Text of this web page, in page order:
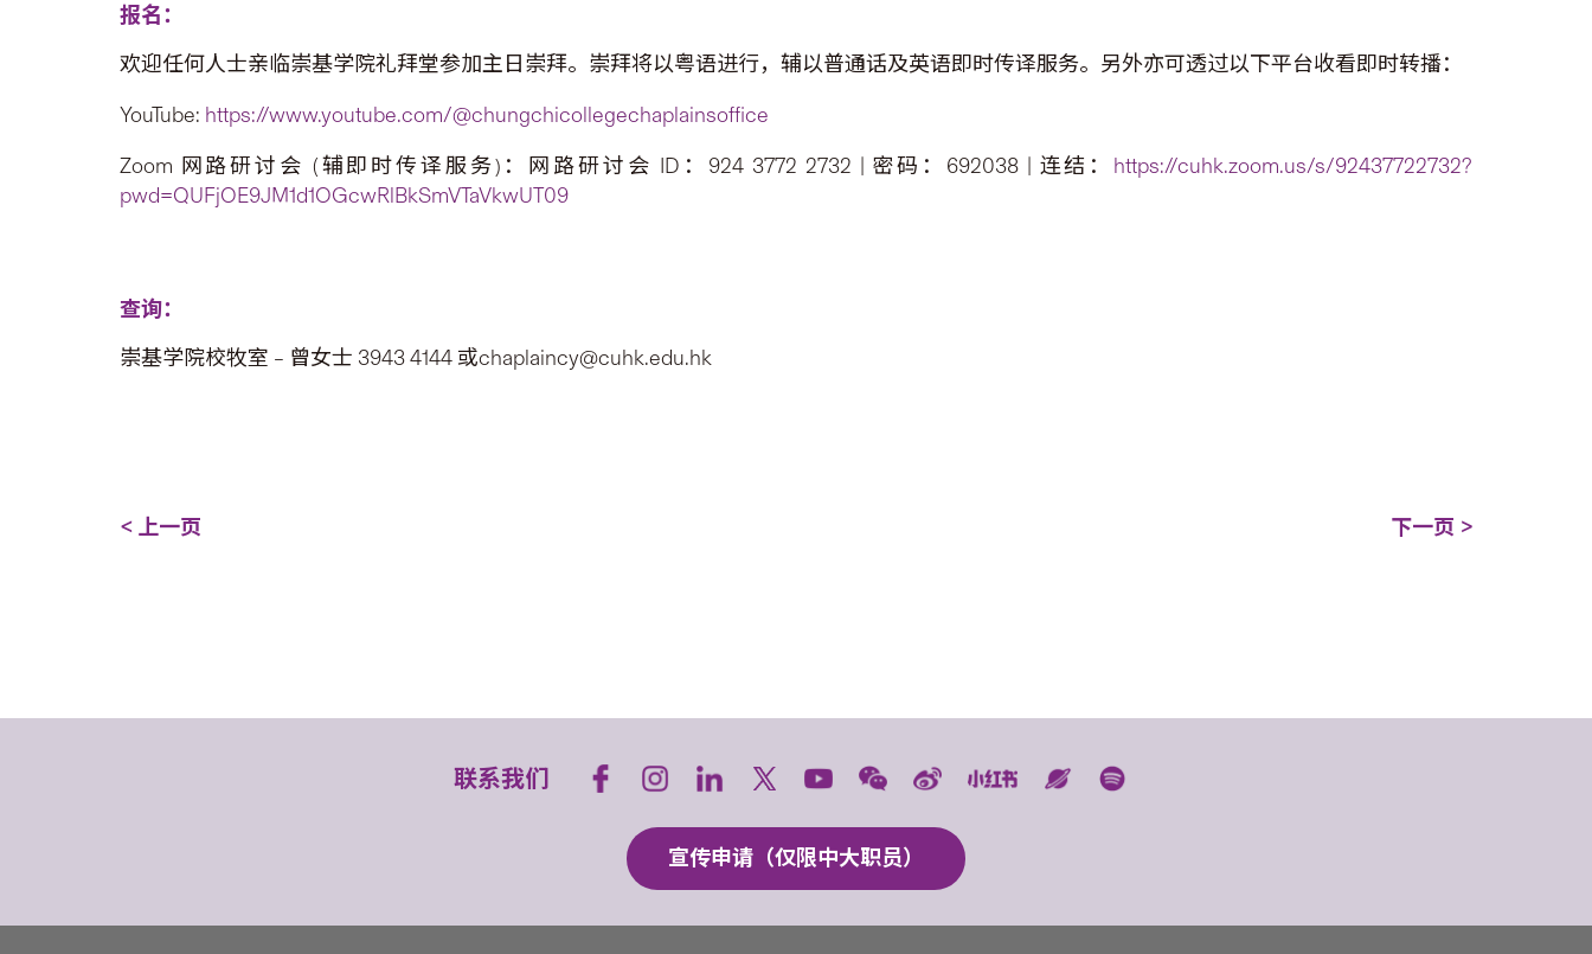
报名：
欢迎任何人士亲临崇基学院礼拜堂参加主日崇拜。崇拜将以粤语进行，辅以普通话及英语即时传译服务。另外亦可透过以下平台收看即时转播：
YouTube: https://www.youtube.com/@chungchicollegechaplainsoffice
Zoom 网路研讨会 (辅即时传译服务)：网路研讨会 ID：924 3772 2732 | 密码：692038 | 连结： https://cuhk.zoom.us/s/92437722732?
pwd=QUFjOE9JM1d1OGcwRlBkSmVTaVkwUT09
查询：
崇基学院校牧室 – 曾女士 3943 4144 或chaplaincy@cuhk.edu.hk
< 上一页 下一页 >
联系我们
宣传申请（仅限中大职员）